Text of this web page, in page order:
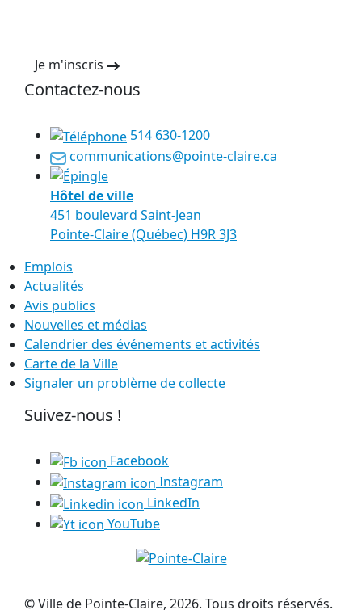
Je m'inscris
Emplois
Actualités
Avis publics
Nouvelles et médias
Calendrier des événements et activités
Carte de la Ville
Signaler un problème de collecte
Contactez-nous
514 630-1200
communications@pointe-claire.ca
Hôtel de ville
451 boulevard Saint-Jean
Pointe-Claire (Québec) H9R 3J3
Suivez-nous !
Facebook
Instagram
LinkedIn
YouTube
© Ville de Pointe-Claire, 2026. Tous droits réservés.